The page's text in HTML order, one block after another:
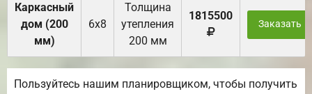
Каркасный
дом (200
мм)
6х8
Толщина
утепления
200 мм
1815500
Заказать
Пользуйтесь нашим планировщиком, чтобы получить